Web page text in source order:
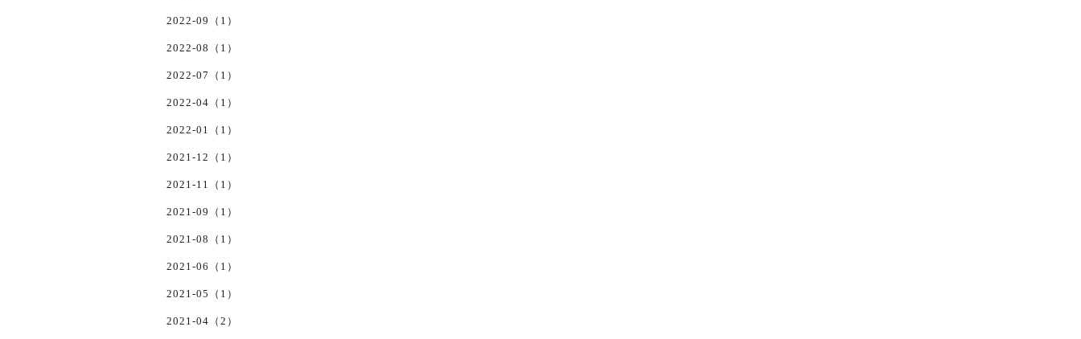
2022-09（1）
2022-08（1）
2022-07（1）
2022-04（1）
2022-01（1）
2021-12（1）
2021-11（1）
2021-09（1）
2021-08（1）
2021-06（1）
2021-05（1）
2021-04（2）